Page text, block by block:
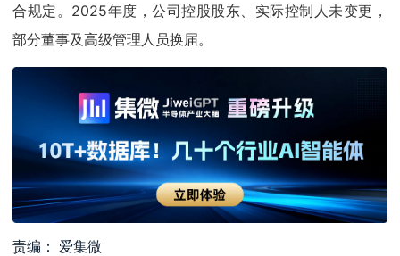
合规定。2025年度，公司控股股东、实际控制人未变更，
部分董事及高级管理人员换届。
责编： 爱集微